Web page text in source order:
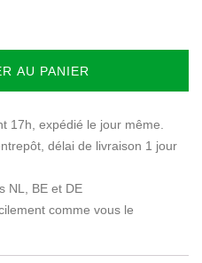
AU PANIER
17h, expédié le jour même.
délai de livraison 1 jour
NL, BE et DE
comme vous le